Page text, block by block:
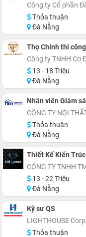
Công ty Cổ phần
Thỏa thuận
Đà Nẵng
Thợ Chính thi
Công ty TNHH Cơ
13 - 18 Triệu
Đà Nẵng
Nhân viên Giám
CÔNG TY NỘI
Thỏa thuận
Đà Nẵng
Thiết Kế Kiến Trúc
CÔNG TY TNHH
13 - 22 Triệu
Đà Nẵng
Kỹ sư QS
LIGHTHOUSE
Thỏa thuận